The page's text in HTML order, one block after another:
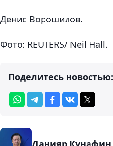
Денис Ворошилов.
Фото: REUTERS/ Neil Hall.
Поделитесь новостью:
Данияр Кунафин